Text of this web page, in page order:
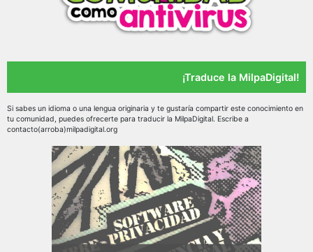
¡Traduce la MilpaDigital!
Si sabes un idioma o una lengua originaria y te gustaría compartir este conocimiento en
tu comunidad, puedes ofrecerte para traducir la MilpaDigital. Escribe a
contacto(arroba)milpadigital.org